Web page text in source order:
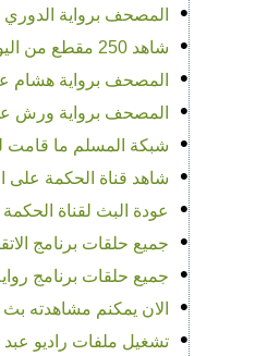
• المصحف برواية
• شاهد 250 مقطع من اليوتيوب من التلاوات المجودة للشيخ عبد الباسط عبد الصمد - بفضل الله
• المصحف برواية هشام
• المصحف برواية ورش عن
• شبكة المسلم ما قامت
• شاهد قناة الحكمة على
• عودة البث لقناة الحكمة على
• جميع حلقات برنامج
• جميع حلقات برنامج
• الان يمكنم مشاهدته بث
• تشغيل ملفات راديو